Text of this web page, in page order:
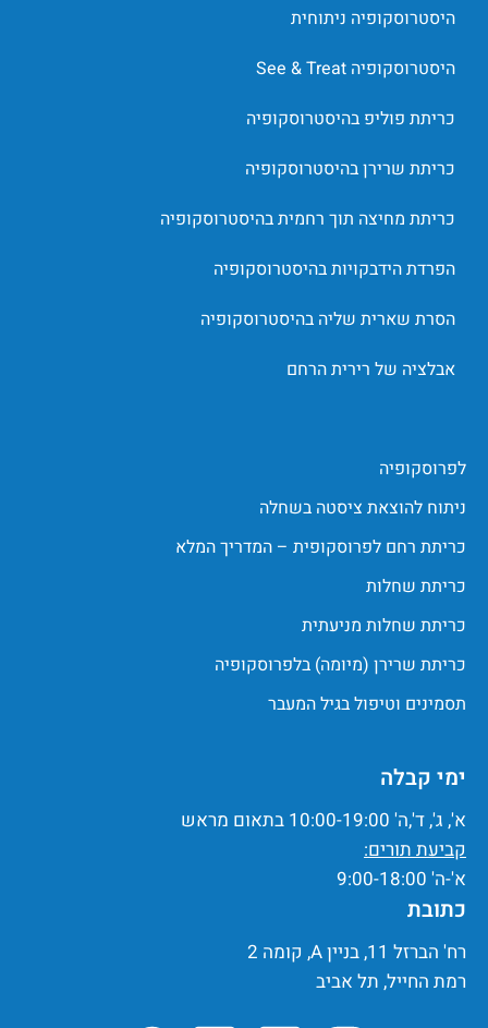
היסטרוסקופיה ניתוחית
היסטרוסקופיה See & Treat
כריתת פוליפ בהיסטרוסקופיה
כריתת שרירן בהיסטרוסקופיה
כריתת מחיצה תוך רחמית בהיסטרוסקופיה
הפרדת הידבקויות בהיסטרוסקופיה
הסרת שארית שליה בהיסטרוסקופיה
אבלציה של רירית הרחם
לפרוסקופיה
ניתוח להוצאת ציסטה בשחלה
כריתת רחם לפרוסקופית – המדריך המלא
כריתת שחלות
כריתת שחלות מניעתית
כריתת שרירן (מיומה) בלפרוסקופיה
תסמינים וטיפול בגיל המעבר
ימי קבלה
א', ג', ד',ה' 10:00-19:00 בתאום מראש
קביעת תורים:
א'-ה' 9:00-18:00
כתובת
רח' הברזל 11, בניין A, קומה 2
רמת החייל, תל אביב